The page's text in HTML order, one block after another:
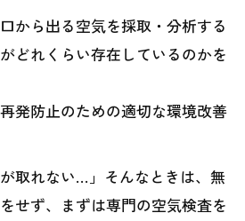
から出る空気を採取・分析する
どれくらい存在しているのかを
発防止のための適切な環境改善
が取れない…」そんなときは、無
せず、まずは専門の空気検査を